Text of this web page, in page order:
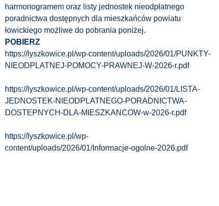
harmonogramem oraz listy jednostek nieodpłatnego
poradnictwa dostępnych dla mieszkańców powiatu
łowickiego możliwe do pobrania poniżej.
POBIERZ
https://lyszkowice.pl/wp-content/uploads/2026/01/PUNKTY-
NIEODPLATNEJ-POMOCY-PRAWNEJ-W-2026-r.pdf
https://lyszkowice.pl/wp-content/uploads/2026/01/LISTA-
JEDNOSTEK-NIEODPLATNEGO-PORADNICTWA-
DOSTEPNYCH-DLA-MIESZKANCOW-w-2026-r.pdf
https://lyszkowice.pl/wp-
content/uploads/2026/01/Informacje-ogolne-2026.pdf